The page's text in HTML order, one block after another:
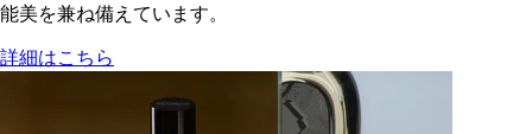
能美を兼ね備えています。
詳細はこちら